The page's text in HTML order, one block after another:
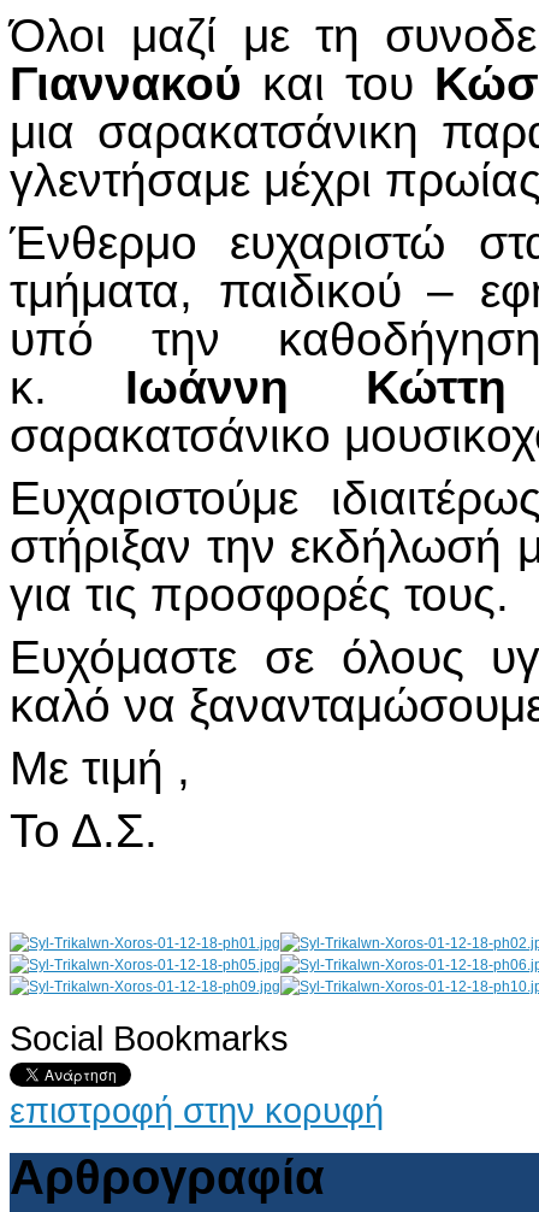
Όλοι μαζί με τη
Γιαννακού και του
μια σαρακατσάνικη
γλεντήσαμε μέχρι
Ένθερμο ευχαριστώ
τμήματα, παιδικού –
υπό την
κ. Ιωάννη Κώττη
σαρακατσάνικο
Ευχαριστούμε
στήριξαν την εκδήλωσή
για τις προσφορές τους.
Ευχόμαστε σε όλους
καλό να
Με τιμή ,
Το Δ.Σ.
AdmirorGallery 4.5.0, author/s Vasiljevski& Kekeljevic
Social Bookmarks
επιστροφή στην κορυφή
Αρθρογραφία